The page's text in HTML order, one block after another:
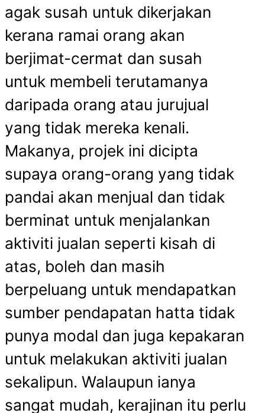
agak susah untuk dikerjakan
kerana ramai orang akan
berjimat-cermat dan susah
untuk membeli terutamanya
daripada orang atau jurujual
yang tidak mereka kenali.
Makanya, projek ini dicipta
supaya orang-orang yang tidak
pandai akan menjual dan tidak
berminat untuk menjalankan
aktiviti jualan seperti kisah di
atas, boleh dan masih
berpeluang untuk mendapatkan
sumber pendapatan hatta tidak
punya modal dan juga kepakaran
untuk melakukan aktiviti jualan
sekalipun. Walaupun ianya
sangat mudah, kerajinan itu perlu